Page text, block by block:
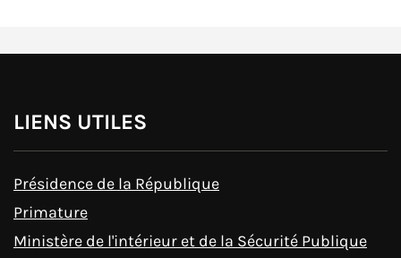
LIENS UTILES
Présidence de la République
Primature
Ministère de l'intérieur et de la Sécurité Publique